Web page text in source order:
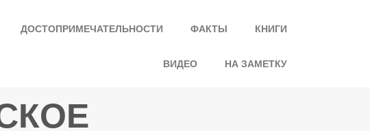
ДОСТОПРИМЕЧАТЕЛЬНОСТИ ФАКТЫ КНИГИ
ВИДЕО НА ЗАМЕТКУ